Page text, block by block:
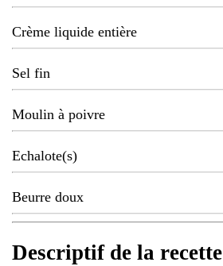
Crème liquide entière
Sel fin
Moulin à poivre
Echalote(s)
Beurre doux
Descriptif de la recette